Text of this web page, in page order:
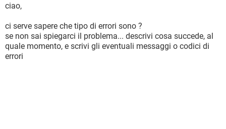
ciao,
ci serve sapere che tipo di errori sono ?
se non sai spiegarci il problema... descrivi cosa succede, al
quale momento, e scrivi gli eventuali messaggi o codici di
errori